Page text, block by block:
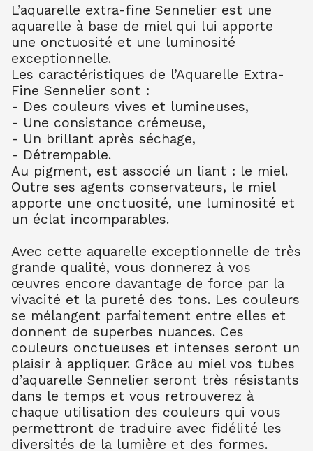
10.99€ TTC 10.99€ TTC
AQUARELLE EXTRA FINE TUBE 10 ML
BLEU COB FONC 309
10.99€ TTC 10.99 € TTC
AQUARELLE EXTRA FINE TUBE 10 ML
BLEU OUTR FR 314
8.80€ TTC 8.80€ TTC
AQUARELLE EXTRA FINE TUBE 10 ML
BLEU ROYAL 322
7.90 € TTC 7.89€ TTC
AQUARELLE EXTRA FINE TUBE 10 ML
TURQU PHTALO 341
8.80€ TTC 8.80€ TTC
AQUARELLE EXTRA FINE TUBE 10 ML
BLEU INDENTHR 395
10.00€ TTC 10.00 € TTC
AQUARELLE EXTRA FINE TUBE 10 ML
TER OMB BR 202
7.90 € TTC
AQUARELLE EXTRA FINE TUBE 10 ML
TER OMB NAT 205
7.90€ TTC 7.89€ TTC
AQUARELLE EXTRA FINE TUBE 10 ML
TER SIEN NAT 208
7.90 € TTC 7.89€ TTC
L’aquarelle extra-fine Sennelier est une
aquarelle à base de miel qui lui apporte
une onctuosité et une luminosité
exceptionnelle.
Les caractéristiques de l’Aquarelle Extra-
Fine Sennelier sont :
- Des couleurs vives et lumineuses,
- Une consistance crémeuse,
- Un brillant après séchage,
- Détrempable.
Au pigment, est associé un liant : le miel.
Outre ses agents conservateurs, le miel
apporte une onctuosité, une luminosité et
un éclat incomparables.
Avec cette aquarelle exceptionnelle de très
grande qualité, vous donnerez à vos
œuvres encore davantage de force par la
vivacité et la pureté des tons. Les couleurs
se mélangent parfaitement entre elles et
donnent de superbes nuances. Ces
couleurs onctueuses et intenses seront un
plaisir à appliquer. Grâce au miel vos tubes
d’aquarelle Sennelier seront très résistants
dans le temps et vous retrouverez à
chaque utilisation des couleurs qui vous
permettront de traduire avec fidélité les
diversités de la lumière et des formes.